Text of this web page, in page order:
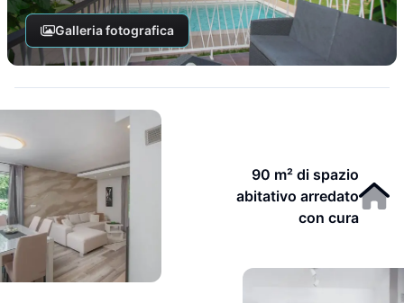
Galleria fotografica
90 m² di spazio
abitativo arredato
con cura